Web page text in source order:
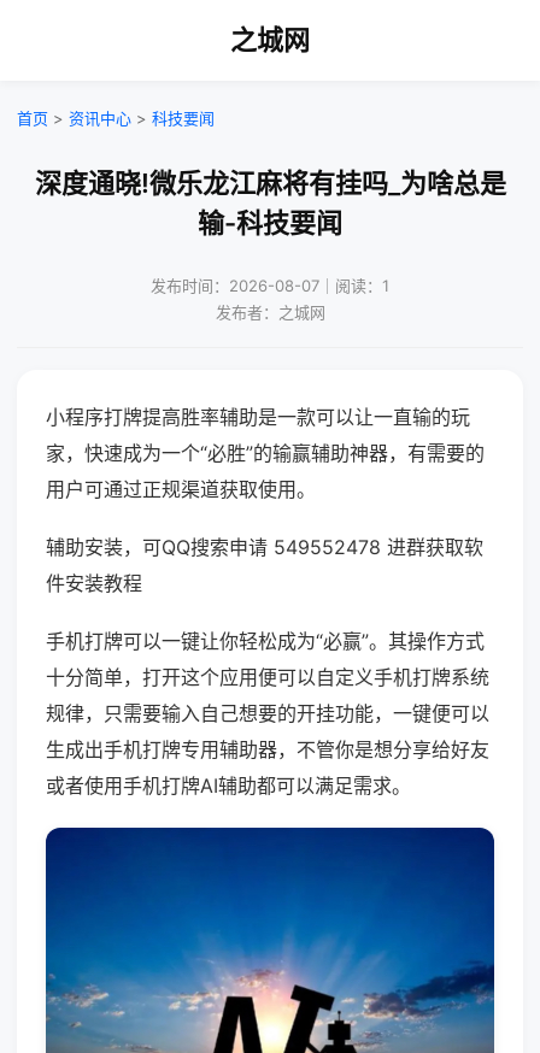
之城网
首页 > 资讯中心 > 科技要闻
深度通晓!微乐龙江麻将有挂吗_为啥总是
输-科技要闻
发布时间：2026-08-07｜阅读：1
发布者：之城网
小程序打牌提高胜率辅助是一款可以让一直输的玩
家，快速成为一个“必胜”的输赢辅助神器，有需要的
用户可通过正规渠道获取使用。
辅助安装，可QQ搜索申请 549552478 进群获取软
件安装教程
手机打牌可以一键让你轻松成为“必赢”。其操作方式
十分简单，打开这个应用便可以自定义手机打牌系统
规律，只需要输入自己想要的开挂功能，一键便可以
生成出手机打牌专用辅助器，不管你是想分享给好友
或者使用手机打牌AI辅助都可以满足需求。